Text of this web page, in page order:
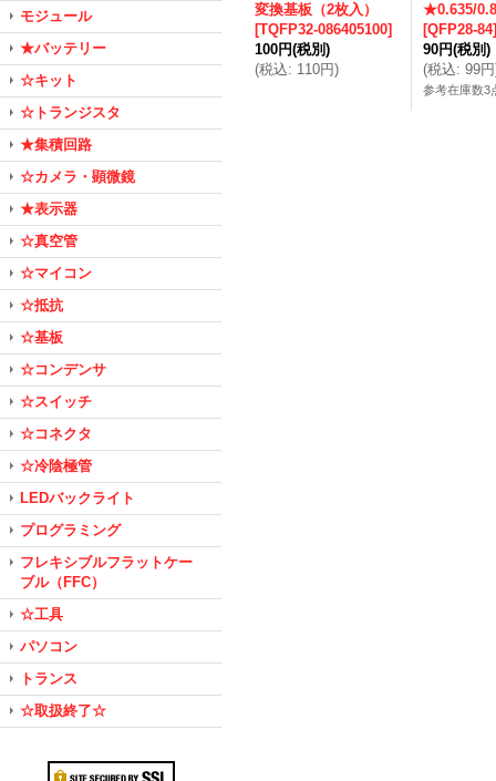
モジュール
★バッテリー
☆キット
☆トランジスタ
★集積回路
☆カメラ・顕微鏡
★表示器
☆真空管
☆マイコン
☆抵抗
☆基板
☆コンデンサ
☆スイッチ
☆コネクタ
☆冷陰極管
LEDバックライト
プログラミング
フレキシブルフラットケー
ブル（FFC）
☆工具
パソコン
トランス
☆取扱終了☆
変換基板（2枚入）
[TQFP32-086405100]
100円(税別)
(税込: 110円)
★0.635/
[QFP28-84]
90円(税別)
(税込: 99円
参考在庫数3